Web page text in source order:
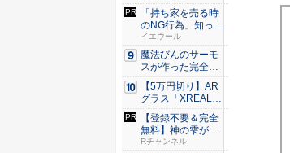
「持ち家を売る時
のNG行為」知って
るだけ...
イエウール
魔法びんのサーモ
スが作った完全遮
光100...
【5万円切り】AR
グラス「XREAL
x...
【登録不要＆完全
無料】神の雫がR
チャンネ...
Rチャンネル